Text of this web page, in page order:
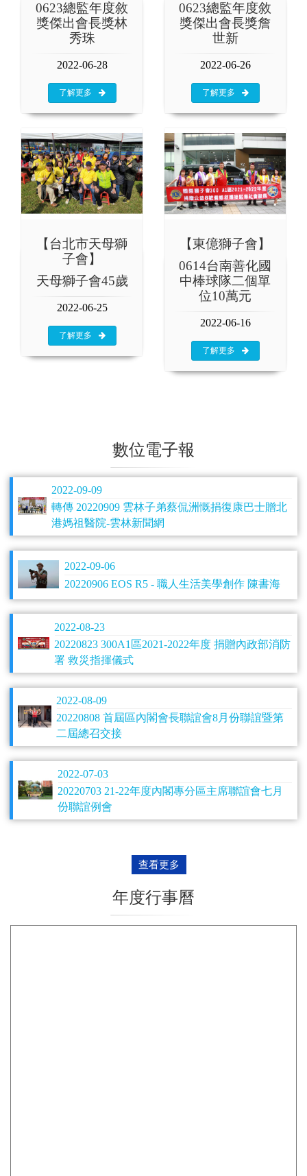
0623總監年度敘
獎傑出會長獎林
秀珠
2022-06-28
了解更多
0623總監年度敘
獎傑出會長獎詹
世新
2022-06-26
了解更多
【台北市天母獅
子會】
天母獅子會45歲
2022-06-25
了解更多
【東億獅子會】
0614台南善化國
中棒球隊二個單
位10萬元
2022-06-16
了解更多
數位電子報
2022-09-09
轉傳 20220909 雲林子弟蔡侃洲慨捐復康巴士贈北
港媽祖醫院-雲林新聞網
2022-09-06
20220906 EOS R5 - 職人生活美學創作 陳書海
2022-08-23
20220823 300A1區2021-2022年度 捐贈內政部消防
署 救災指揮儀式
2022-08-09
20220808 首屆區內閣會長聯誼會8月份聯誼暨第
二屆總召交接
2022-07-03
20220703 21-22年度內閣專分區主席聯誼會七月
份聯誼例會
查看更多
年度行事曆